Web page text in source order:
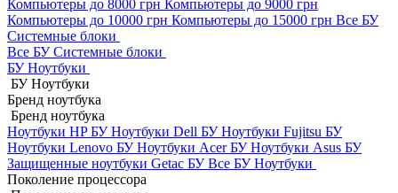
Компьютеры до 8000 грн Компьютеры до 9000 грн
Компьютеры до 10000 грн Компьютеры до 15000 грн Все БУ
Системные блоки
Все БУ Системные блоки
БУ Ноутбуки
БУ Ноутбуки
Бренд ноутбука
Бренд ноутбука
Ноутбуки HP БУНоутбуки Dell БУНоутбуки Fujitsu БУ
Ноутбуки Lenovo БУНоутбуки Acer БУНоутбуки Asus БУ
Защищенные ноутбуки Getac БУВсе БУ Ноутбуки
Поколение процессора